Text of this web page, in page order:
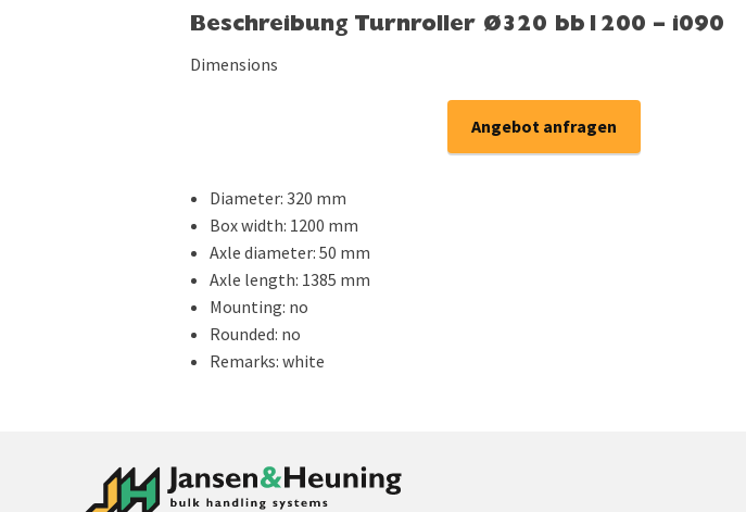
Beschreibung Turnroller Ø320 bb1200 – i090
Dimensions
Angebot anfragen
Diameter: 320 mm
Box width: 1200 mm
Axle diameter: 50 mm
Axle length: 1385 mm
Mounting: no
Rounded: no
Remarks: white